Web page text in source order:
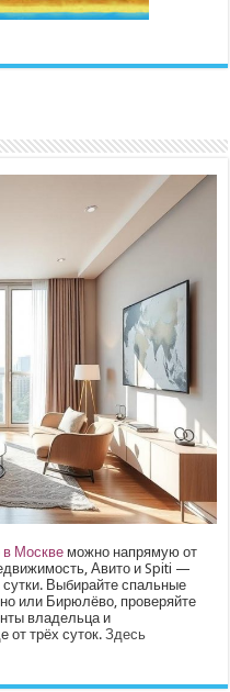
в Москве можно напрямую от
Авито и Spiti —
Выбирайте спальные
или Бирюлёво, проверяйте
владельца и
от трёх суток.Здесь